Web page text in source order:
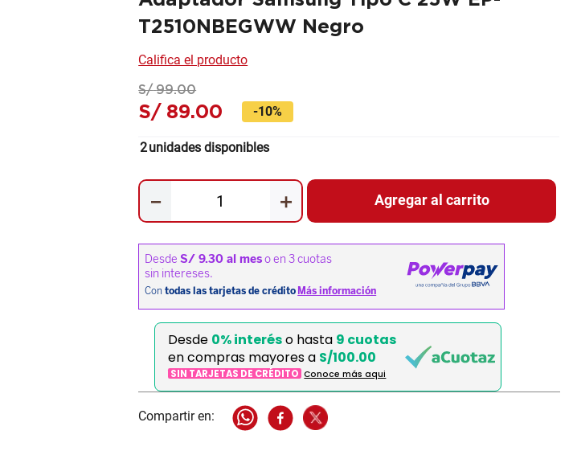
T2510NBEGWW Negro
Califica el producto
S/ 99.00
S/ 89.00 -10%
2unidades disponibles
＋
－ Agregar al carrito
Desde 0% interéso hasta 9 cuotas
en compras mayores a S/100.00
SIN TARJETAS DE CRÉDITO Conoce más aqui